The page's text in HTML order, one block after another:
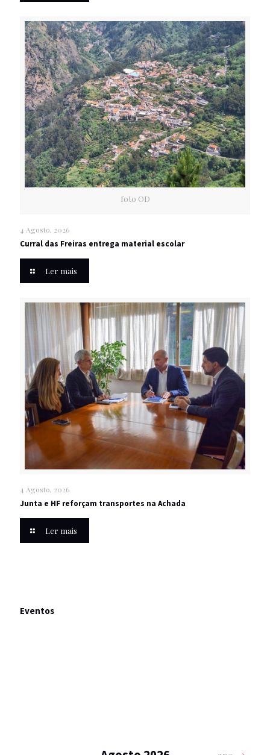
foto OD
4 Agosto, 2026
Curral das Freiras entrega material escolar
Ler mais
4 Agosto, 2026
Junta e HF reforçam transportes na Achada
Ler mais
Eventos